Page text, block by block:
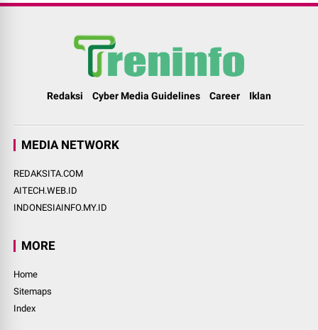
Redaksi Cyber Media Guidelines Career Iklan
MEDIA NETWORK
REDAKSITA.COM
AITECH.WEB.ID
INDONESIAINFO.MY.ID
MORE
Home
Sitemaps
Index